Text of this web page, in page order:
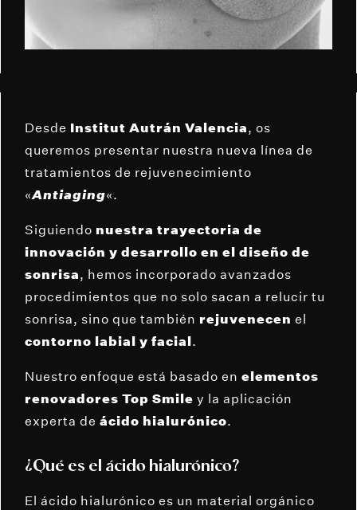
Desde Institut Autrán Valencia, os
queremos presentar nuestra nueva línea de
tratamientos de rejuvenecimiento
«Antiaging«.
Siguiendo nuestra trayectoria de
innovación y desarrollo en el diseño de
sonrisa, hemos incorporado avanzados
procedimientos que no solo sacan a relucir tu
sonrisa, sino que también rejuvenecen el
contorno labial y facial.
Nuestro enfoque está basado en elementos
renovadores Top Smile y la aplicación
experta de ácido hialurónico.
¿Qué es el ácido hialurónico?
El ácido hialurónico es un material orgánico